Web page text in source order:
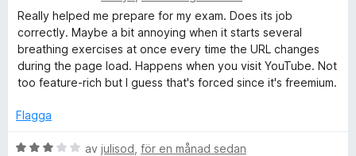
|
W
e
b
g
s
a
t
t
a
5
e
t
y
g
s
t
4
Really helped me prepare for my exam. Does its job
correctly. Maybe a bit annoying when it starts several
breathing exercises at once every time the URL changes
during the page load. Happens when you visit YouTube. Not
too feature-rich but I guess that's forced since it's freemium.
Flagga
B
av julisod för en månad sedan